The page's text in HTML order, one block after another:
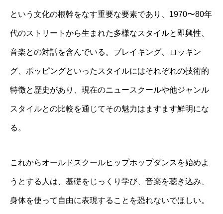
という文化の根幹をなす重要な要素であり、1970〜80年
代のストリートから生まれた多様なスタイルと即興性、
音楽との対話を含んでいる。ブレイキング、ロッキン
グ、ポッピングといったスタイルにはそれぞれの技術的
特徴と歴史があり、現在のニュースクールや他ジャンル
スタイルとの比較を通じてその魅力はますます鮮明にな
る。
これからオールドスクールヒップホップダンスを始めよ
うとする人は、基礎をじっくり学び、音楽を聴き込み、
身体を使って自由に表現することを恐れないでほしい。